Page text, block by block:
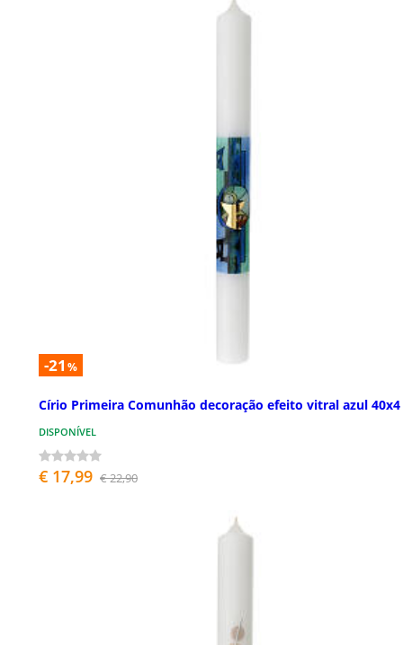
-21 %
Círio Primeira Comunhão decoração efeito vitral azul
DISPONÍVEL
€ 17,99 € 22,90